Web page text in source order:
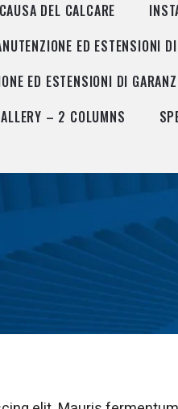
DEL CALCARE
ED ESTENSIONI
ED ESTENSIONI DI
– 2 COLUMNS